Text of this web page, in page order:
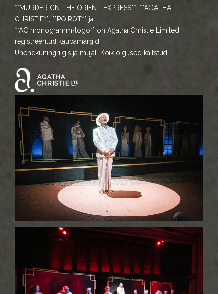
**MURDER ON THE ORIENT EXPRESS**, **AGATHA
CHRISTIE**, **POIROT** ja
**AC monogramm-logo** on Agatha Christie Limitedi
registreeritud kaubamärgid
Ühendkuningriigis ja mujal. Kõik õigused kaitstud.